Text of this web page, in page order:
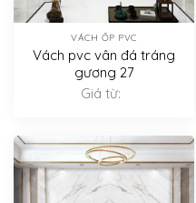
VÁCH ỐP PVC
Vách pvc vân đá tráng
gương 27
Giá từ: